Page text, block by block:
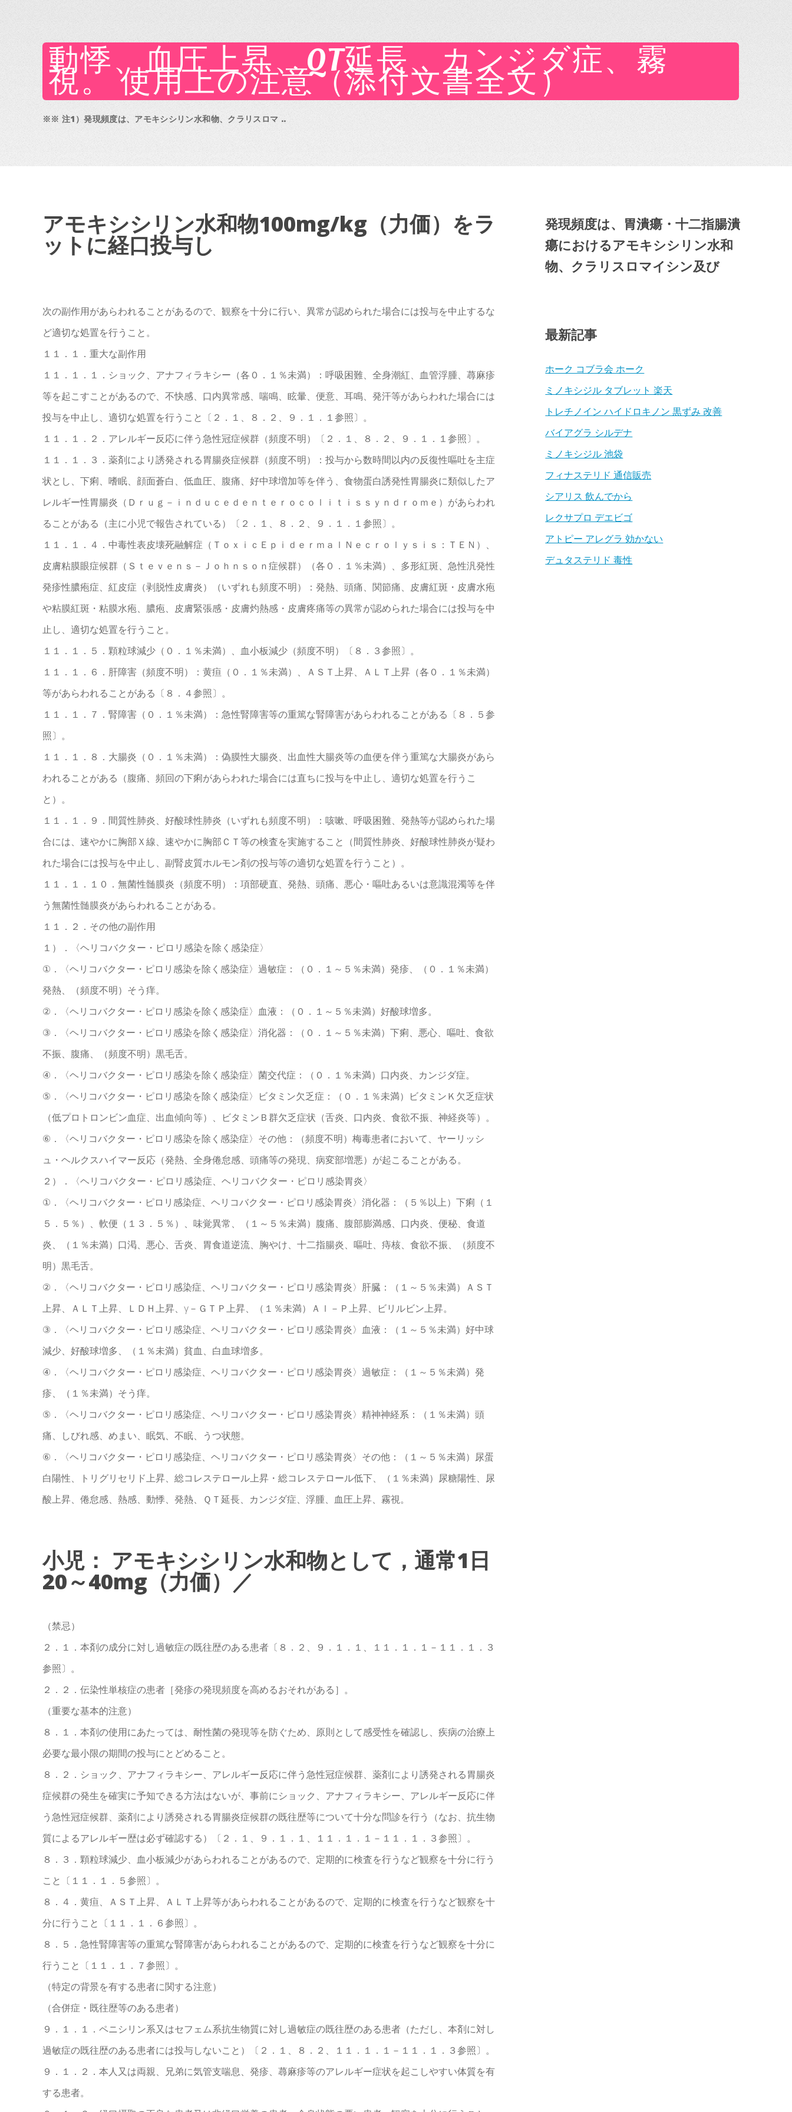
動悸、血圧上昇、QT延長、カンジダ症、霧
視。 使用上の注意（添付文書全文）
※※ 注1）発現頻度は、アモキシシリン水和物、クラリスロマ ..
アモキシシリン水和物100mg/kg（力価）をラ
ットに経口投与し
次の副作用があらわれることがあるので、観察を十分に行い、異常が認められた場合には投与を中止するな
ど適切な処置を行うこと。
１１．１．重大な副作用
１１．１．１．ショック、アナフィラキシー（各０．１％未満）：呼吸困難、全身潮紅、血管浮腫、蕁麻疹
等を起こすことがあるので、不快感、口内異常感、喘鳴、眩暈、便意、耳鳴、発汗等があらわれた場合には
投与を中止し、適切な処置を行うこと〔２．１、８．２、９．１．１参照〕。
１１．１．２．アレルギー反応に伴う急性冠症候群（頻度不明）〔２．１、８．２、９．１．１参照〕。
１１．１．３．薬剤により誘発される胃腸炎症候群（頻度不明）：投与から数時間以内の反復性嘔吐を主症
状とし、下痢、嗜眠、顔面蒼白、低血圧、腹痛、好中球増加等を伴う、食物蛋白誘発性胃腸炎に類似したア
レルギー性胃腸炎（Ｄｒｕｇ－ｉｎｄｕｃｅｄｅｎｔｅｒｏｃｏｌｉｔｉｓｓｙｎｄｒｏｍｅ）があらわれ
ることがある（主に小児で報告されている）〔２．１、８．２、９．１．１参照〕。
１１．１．４．中毒性表皮壊死融解症（ＴｏｘｉｃＥｐｉｄｅｒｍａｌＮｅｃｒｏｌｙｓｉｓ：ＴＥＮ）、
皮膚粘膜眼症候群（Ｓｔｅｖｅｎｓ－Ｊｏｈｎｓｏｎ症候群）（各０．１％未満）、多形紅斑、急性汎発性
発疹性膿疱症、紅皮症（剥脱性皮膚炎）（いずれも頻度不明）：発熱、頭痛、関節痛、皮膚紅斑・皮膚水疱
や粘膜紅斑・粘膜水疱、膿疱、皮膚緊張感・皮膚灼熱感・皮膚疼痛等の異常が認められた場合には投与を中
止し、適切な処置を行うこと。
１１．１．５．顆粒球減少（０．１％未満）、血小板減少（頻度不明）〔８．３参照〕。
１１．１．６．肝障害（頻度不明）：黄疸（０．１％未満）、ＡＳＴ上昇、ＡＬＴ上昇（各０．１％未満）
等があらわれることがある〔８．４参照〕。
１１．１．７．腎障害（０．１％未満）：急性腎障害等の重篤な腎障害があらわれることがある〔８．５参
照〕。
１１．１．８．大腸炎（０．１％未満）：偽膜性大腸炎、出血性大腸炎等の血便を伴う重篤な大腸炎があら
われることがある（腹痛、頻回の下痢があらわれた場合には直ちに投与を中止し、適切な処置を行うこ
と）。
１１．１．９．間質性肺炎、好酸球性肺炎（いずれも頻度不明）：咳嗽、呼吸困難、発熱等が認められた場
合には、速やかに胸部Ｘ線、速やかに胸部ＣＴ等の検査を実施すること（間質性肺炎、好酸球性肺炎が疑わ
れた場合には投与を中止し、副腎皮質ホルモン剤の投与等の適切な処置を行うこと）。
１１．１．１０．無菌性髄膜炎（頻度不明）：項部硬直、発熱、頭痛、悪心・嘔吐あるいは意識混濁等を伴
う無菌性髄膜炎があらわれることがある。
１１．２．その他の副作用
１）．〈ヘリコバクター・ピロリ感染を除く感染症〉
①．〈ヘリコバクター・ピロリ感染を除く感染症〉過敏症：（０．１～５％未満）発疹、（０．１％未満）
発熱、（頻度不明）そう痒。
②．〈ヘリコバクター・ピロリ感染を除く感染症〉血液：（０．１～５％未満）好酸球増多。
③．〈ヘリコバクター・ピロリ感染を除く感染症〉消化器：（０．１～５％未満）下痢、悪心、嘔吐、食欲
不振、腹痛、（頻度不明）黒毛舌。
④．〈ヘリコバクター・ピロリ感染を除く感染症〉菌交代症：（０．１％未満）口内炎、カンジダ症。
⑤．〈ヘリコバクター・ピロリ感染を除く感染症〉ビタミン欠乏症：（０．１％未満）ビタミンＫ欠乏症状
（低プロトロンビン血症、出血傾向等）、ビタミンＢ群欠乏症状（舌炎、口内炎、食欲不振、神経炎等）。
⑥．〈ヘリコバクター・ピロリ感染を除く感染症〉その他：（頻度不明）梅毒患者において、ヤーリッシ
ュ・ヘルクスハイマー反応（発熱、全身倦怠感、頭痛等の発現、病変部増悪）が起こることがある。
２）．〈ヘリコバクター・ピロリ感染症、ヘリコバクター・ピロリ感染胃炎〉
①．〈ヘリコバクター・ピロリ感染症、ヘリコバクター・ピロリ感染胃炎〉消化器：（５％以上）下痢（１
５．５％）、軟便（１３．５％）、味覚異常、（１～５％未満）腹痛、腹部膨満感、口内炎、便秘、食道
炎、（１％未満）口渇、悪心、舌炎、胃食道逆流、胸やけ、十二指腸炎、嘔吐、痔核、食欲不振、（頻度不
明）黒毛舌。
②．〈ヘリコバクター・ピロリ感染症、ヘリコバクター・ピロリ感染胃炎〉肝臓：（１～５％未満）ＡＳＴ
上昇、ＡＬＴ上昇、ＬＤＨ上昇、γ－ＧＴＰ上昇、（１％未満）Ａｌ－Ｐ上昇、ビリルビン上昇。
③．〈ヘリコバクター・ピロリ感染症、ヘリコバクター・ピロリ感染胃炎〉血液：（１～５％未満）好中球
減少、好酸球増多、（１％未満）貧血、白血球増多。
④．〈ヘリコバクター・ピロリ感染症、ヘリコバクター・ピロリ感染胃炎〉過敏症：（１～５％未満）発
疹、（１％未満）そう痒。
⑤．〈ヘリコバクター・ピロリ感染症、ヘリコバクター・ピロリ感染胃炎〉精神神経系：（１％未満）頭
痛、しびれ感、めまい、眠気、不眠、うつ状態。
⑥．〈ヘリコバクター・ピロリ感染症、ヘリコバクター・ピロリ感染胃炎〉その他：（１～５％未満）尿蛋
白陽性、トリグリセリド上昇、総コレステロール上昇・総コレステロール低下、（１％未満）尿糖陽性、尿
酸上昇、倦怠感、熱感、動悸、発熱、ＱＴ延長、カンジダ症、浮腫、血圧上昇、霧視。
小児： アモキシシリン水和物として，通常1日
20～40mg（力価）／
（禁忌）
２．１．本剤の成分に対し過敏症の既往歴のある患者〔８．２、９．１．１、１１．１．１－１１．１．３
参照〕。
２．２．伝染性単核症の患者［発疹の発現頻度を高めるおそれがある］。
（重要な基本的注意）
８．１．本剤の使用にあたっては、耐性菌の発現等を防ぐため、原則として感受性を確認し、疾病の治療上
必要な最小限の期間の投与にとどめること。
８．２．ショック、アナフィラキシー、アレルギー反応に伴う急性冠症候群、薬剤により誘発される胃腸炎
症候群の発生を確実に予知できる方法はないが、事前にショック、アナフィラキシー、アレルギー反応に伴
う急性冠症候群、薬剤により誘発される胃腸炎症候群の既往歴等について十分な問診を行う（なお、抗生物
質によるアレルギー歴は必ず確認する）〔２．１、９．１．１、１１．１．１－１１．１．３参照〕。
８．３．顆粒球減少、血小板減少があらわれることがあるので、定期的に検査を行うなど観察を十分に行う
こと〔１１．１．５参照〕。
８．４．黄疸、ＡＳＴ上昇、ＡＬＴ上昇等があらわれることがあるので、定期的に検査を行うなど観察を十
分に行うこと〔１１．１．６参照〕。
８．５．急性腎障害等の重篤な腎障害があらわれることがあるので、定期的に検査を行うなど観察を十分に
行うこと〔１１．１．７参照〕。
（特定の背景を有する患者に関する注意）
（合併症・既往歴等のある患者）
９．１．１．ペニシリン系又はセフェム系抗生物質に対し過敏症の既往歴のある患者（ただし、本剤に対し
過敏症の既往歴のある患者には投与しないこと）〔２．１、８．２、１１．１．１－１１．１．３参照〕。
９．１．２．本人又は両親、兄弟に気管支喘息、発疹、蕁麻疹等のアレルギー症状を起こしやすい体質を有
する患者。
発現頻度は、胃潰瘍・十二指腸潰
瘍におけるアモキシシリン水和
物、クラリスロマイシン及び
最新記事
ホーク コブラ会 ホーク
ミノキシジル タブレット 楽天
トレチノイン ハイドロキノン 黒ずみ 改善
バイアグラ シルデナ
ミノキシジル 池袋
フィナステリド 通信販売
シアリス 飲んでから
レクサプロ デエビゴ
アトピー アレグラ 効かない
デュタステリド 毒性